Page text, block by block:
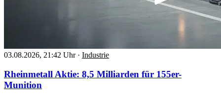
03.08.2026, 21:42 Uhr · Industrie
Rheinmetall Aktie: 8,5 Milliarden für 155er-
Munition